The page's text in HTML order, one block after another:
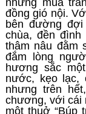
những mùa
đồng gió nội.
bên đường
chùa, đền
thâm nâu đằm
đắm lòng
hương sắc
nước, kẹo lạc,
nhưng trên
chương, với cái
một thuở “Búp